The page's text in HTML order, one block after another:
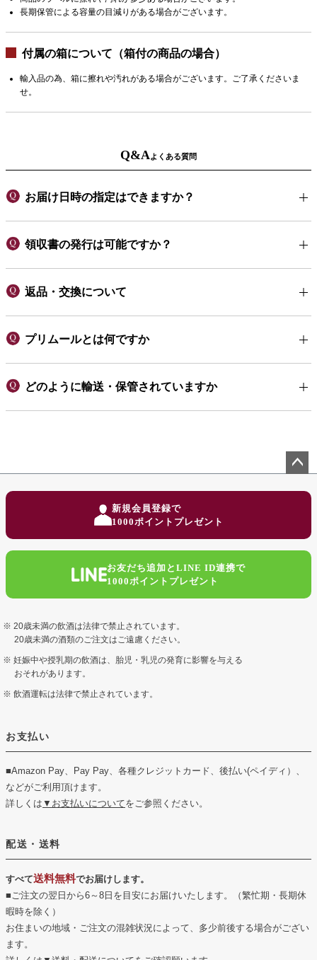
長期保管による容量の目減りがある場合がございます。
付属の箱について（箱付の商品の場合）
輸入品の為、箱に擦れや汚れがある場合がございます。ご了承くださいま
せ。
Q&Aよくある質問
お届け日時の指定はできますか？
領収書の発行は可能ですか？
返品・交換について
プリムールとは何ですか
どのように輸送・保管されていますか
新規会員登録で
1000ポイントプレゼント
お友だち追加とLINE ID連携で
1000ポイントプレゼント
20歳未満の飲酒は法律で禁止されています。
20歳未満の酒類のご注文はご遠慮ください。
妊娠中や授乳期の飲酒は、胎児・乳児の発育に影響を与える
おそれがあります。
飲酒運転は法律で禁止されています。
お支払い
■Amazon Pay、Pay Pay、各種クレジットカード、後払い(ペイディ）、
などがご利用頂けます。
詳しくは ▼お支払いについてをご参照ください。
配送・送料
すべて送料無料でお届けします。
■ご注文の翌日から6～8日を目安にお届けいたします。（繁忙期・長期休
暇時を除く）
お住まいの地域・ご注文の混雑状況によって、多少前後する場合がござい
ます。